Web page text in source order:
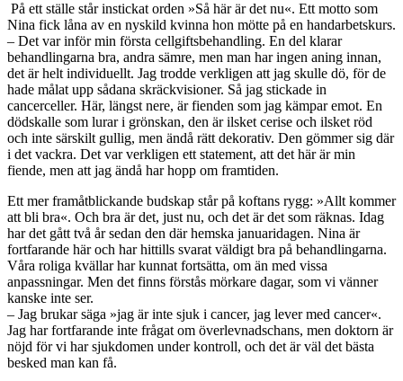
På ett ställe står instickat orden »Så här är det nu«. Ett motto som
Nina fick låna av en nyskild kvinna hon mötte på en handarbetskurs.
– Det var inför min första cellgiftsbehandling. En del klarar
behandlingarna bra, andra sämre, men man har ingen aning innan,
det är helt individuellt. Jag trodde verkligen att jag skulle dö, för de
hade målat upp sådana skräckvisioner. Så jag stickade in
cancerceller. Här, längst nere, är fienden som jag kämpar emot. En
dödskalle som lurar i grönskan, den är ilsket cerise och ilsket röd
och inte särskilt gullig, men ändå rätt dekorativ. Den gömmer sig där
i det vackra. Det var verkligen ett statement, att det här är min
fiende, men att jag ändå har hopp om framtiden.
Ett mer framåtblickande budskap står på koftans rygg: »Allt kommer
att bli bra«. Och bra är det, just nu, och det är det som räknas. Idag
har det gått två år sedan den där hemska januaridagen. Nina är
fortfarande här och har hittills svarat väldigt bra på behandlingarna.
Våra roliga kvällar har kunnat fortsätta, om än med vissa
anpassningar. Men det finns förstås mörkare dagar, som vi vänner
kanske inte ser.
– Jag brukar säga »jag är inte sjuk i cancer, jag lever med cancer«.
Jag har fortfarande inte frågat om överlevnadschans, men doktorn är
nöjd för vi har sjukdomen under kontroll, och det är väl det bästa
besked man kan få.